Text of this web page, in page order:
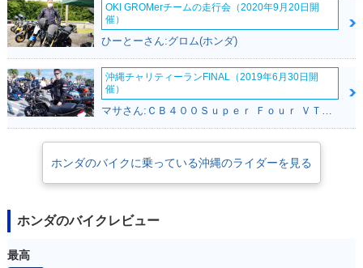
OKI GROMerチームの走行会（2020年9月20日開
催）
ひーとーさん:グロム(ホンダ)
沖縄チャリティーランFINAL（2019年6月30日開
催）
ホンダのバイクに乗っている沖縄のライダーを見る
ホンダのバイクレビュー
最高